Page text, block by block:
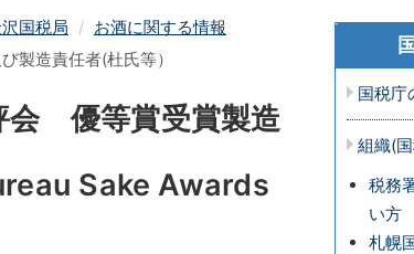
国税局
お酒に関する情報
製造責任者(杜氏等）
会 優等賞受賞製造
Sake Awards
国税庁
組織(
税務
い方
札幌